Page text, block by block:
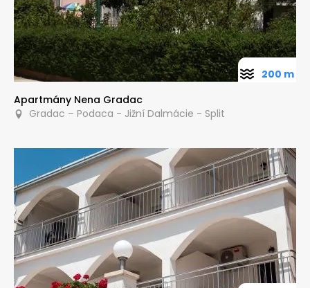
Apartmány Nena Gradac
Gradac – Podaca - Jižní Dalmácie - Split
200 m